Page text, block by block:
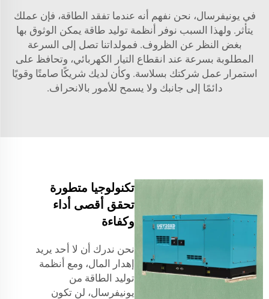
في يونيفرسال، نحن نفهم أنه عندما تفقد الطاقة، فإن عملك
يتأثر. ولهذا السبب نوفر أنظمة توليد طاقة يمكن الوثوق بها
بغض النظر عن الظروف. فمولداتنا تصل إلى السرعة
المطلوبة بسرعة عند انقطاع التيار الكهربائي، وتحافظ على
استمرار عمل شركتك بسلاسة. وكأن لديك شريكًا صامتًا وقويًا
دائمًا إلى جانبك ولا يسمح للأمور بالانحراف.
تكنولوجيا متطورة
تحقق أقصى أداء
وكفاءة
نحن ندرك أن لا أحد يريد
إهدار المال، ومع أنظمة
توليد الطاقة من
يونيفرسال، لن تكون